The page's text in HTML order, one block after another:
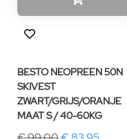
BESTO NEOPREEN 50N
SKIVEST
ZWART/GRIJS/ORANJE
MAAT S / 40-60KG